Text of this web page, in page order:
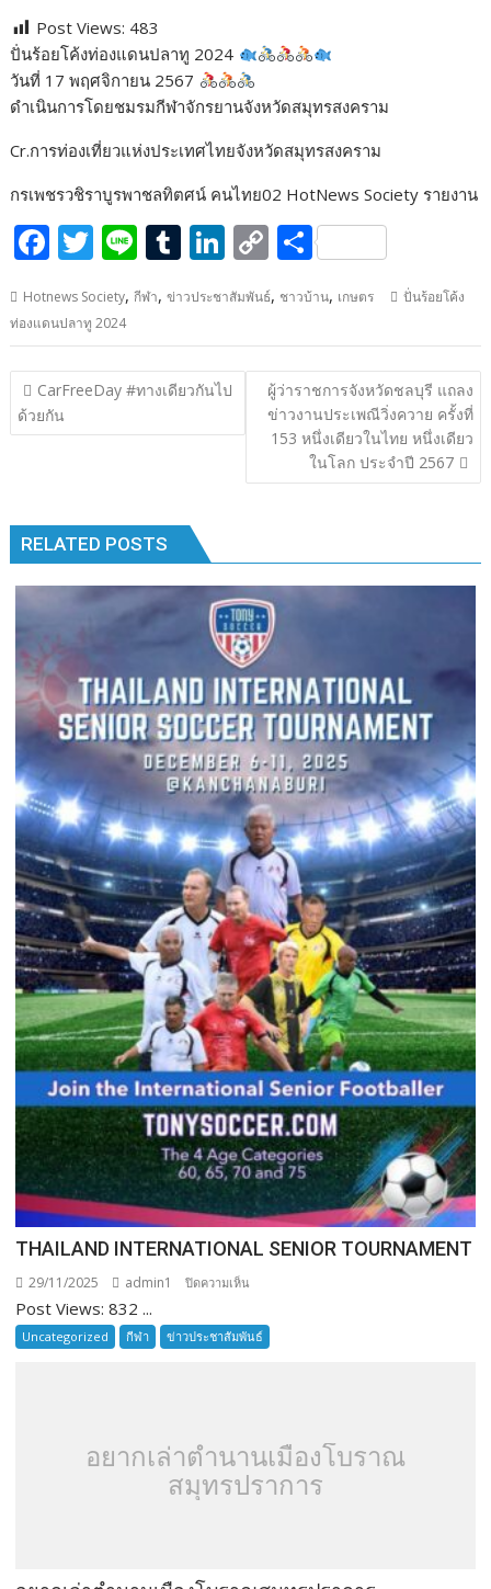
e
b
o
o
k
itt
er
e m
bl
r
k
e
dI
n
p
Li
n
k
ar
Post Views: 483
ปั่นร้อยโค้งท่องแดนปลาทู 2024
วันที่ 17 พฤศจิกายน 2567
ดำเนินการโดยชมรมกีฬาจักรยานจังหวัดสมุทรสงคราม
Cr.การท่องเที่ยวแห่งประเทศไทยจังหวัดสมุทรสงคราม
กรเพชรวชิราบูรพาชลทิตศน์ คนไทย02 HotNews Society รายงาน
F
e
b
o
o
T
itt
er
Li
n
e
T
m
bl
r
Li
k
e
dI
C
o
p
y
Li
n
k
S
ar
e
Hotnews Society,กีฬา,ข่าวประชาสัมพันธ์, ชาวบ้าน, เกษตร
ปั่นร้อยโค้ง
ท่องแดนปลาทู 2024
แนะแนว
เรื่อง
CarFreeDay #ทางเดียวกันไป
ด้วยกัน
ผู้ว่าราชการจังหวัดชลบุรี แถลง
ข่าวงานประเพณีวิ่งควาย ครั้งที่
153 หนึ่งเดียวในไทย หนึ่งเดียว
ในโลก ประจำปี 2567
RELATED POSTS
THAILAND INTERNATIONAL SENIOR TOURNAMENT
29/11/2025 admin1 ปิดความเห็น
INTERNATIONAL
SENIOR
Post Views: 832 ...
Uncategorized กีฬา ข่าวประชาสัมพันธ์
อยากเล่าตำนานเมืองโบราณ
สมุทรปราการ